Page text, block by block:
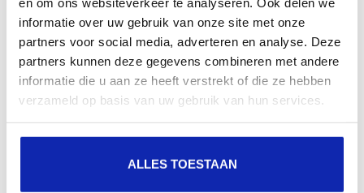
informatie over uw gebruik van onze site met onze
partners voor social media, adverteren en analyse. Deze
partners kunnen deze gegevens combineren met andere
informatie die u aan ze heeft verstrekt of die ze hebben
verzameld op basis van uw gebruik van hun services.
ALLES TOESTAAN